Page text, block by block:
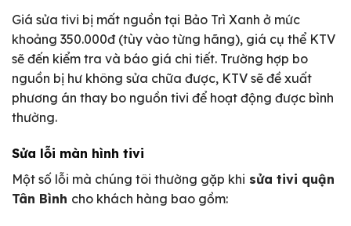
Giá sửa tivi bị mất nguồn tại Bảo Trì Xanh ở mức
khoảng 350.000đ (tùy vào từng hãng), giá cụ thể KTV
sẽ đến kiểm tra và báo giá chi tiết. Trường hợp bo
nguồn bị hư không sửa chữa được, KTV sẽ đề xuất
phương án thay bo nguồn tivi để hoạt động được bình
thường.
Sửa lỗi màn hình tivi
Một số lỗi mà chúng tôi thường gặp khi sửa tivi quận
Tân Bình cho khách hàng bao gồm: